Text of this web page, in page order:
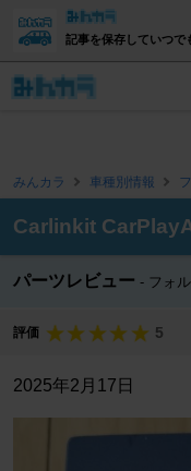
記事を保存していつで
みんカラ 車種別情報
Carlinkit
パーツレビュー フォ
評価 5
2025年2月17日